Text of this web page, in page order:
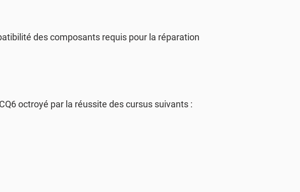
des composants requis pour la réparation
octroyé par la réussite des cursus suivants :